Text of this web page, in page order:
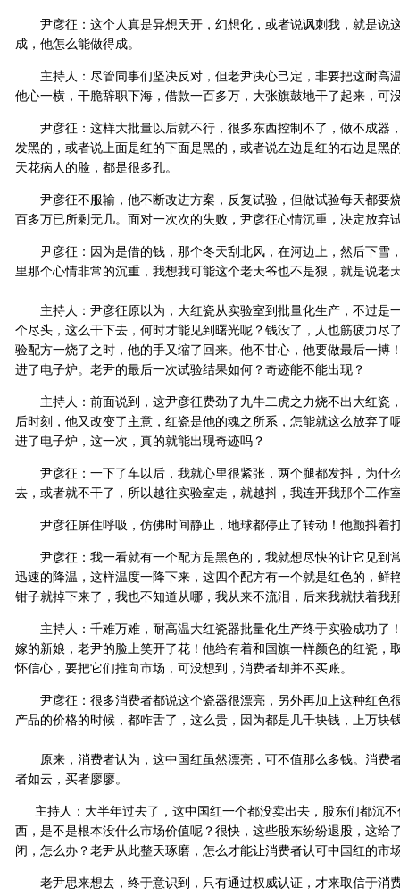
尹彦征：这个人真是异想天开，幻想化，或者说讽刺我，就是说
成，他怎么能做得成。
主持人：尽管同事们坚决反对，但老尹决心己定，非要把这耐高
他心一横，干脆辞职下海，借款一百多万，大张旗鼓地干了起来，可
尹彦征：这样大批量以后就不行，很多东西控制不了，做不成器
发黑的，或者说上面是红的下面是黑的，或者说左边是红的右边是黑
天花病人的脸，都是很多孔。
尹彦征不服输，他不断改进方案，反复试验，但做试验每天都要
百多万已所剩无几。面对一次次的失败，尹彦征心情沉重，决定放弃
尹彦征：因为是借的钱，那个冬天刮北风，在河边上，然后下雪
里那个心情非常的沉重，我想我可能这个老天爷也不是狠，就是说老
主持人：尹彦征原以为，大红瓷从实验室到批量化生产，不过是
个尽头，这么干下去，何时才能见到曙光呢？钱没了，人也筋疲力尽
验配方一烧了之时，他的手又缩了回来。他不甘心，他要做最后一搏
进了电子炉。老尹的最后一次试验结果如何？奇迹能不能出现？
主持人：前面说到，这尹彦征费劲了九牛二虎之力烧不出大红瓷
后时刻，他又改变了主意，红瓷是他的魂之所系，怎能就这么放弃了
进了电子炉，这一次，真的就能出现奇迹吗？
尹彦征：一下了车以后，我就心里很紧张，两个腿都发抖，为什
去，或者就不干了，所以越往实验室走，就越抖，我连开我那个工作
尹彦征屏住呼吸，仿佛时间静止，地球都停止了转动！他颤抖着
尹彦征：我一看就有一个配方是黑色的，我就想尽快的让它见到
迅速的降温，这样温度一降下来，这四个配方有一个就是红色的，鲜
钳子就掉下来了，我也不知道从哪，我从来不流泪，后来我就扶着
主持人：千难万难，耐高温大红瓷器批量化生产终于实验成功了
嫁的新娘，老尹的脸上笑开了花！他给有着和国旗一样颜色的红瓷
怀信心，要把它们推向市场，可没想到，消费者却并不买账。
尹彦征：很多消费者都说这个瓷器很漂亮，另外再加上这种红色
产品的价格的时候，都咋舌了，这么贵，因为都是几千块钱，上万块
原来，消费者认为，这中国红虽然漂亮，可不值那么多钱。消费
者如云，买者廖廖。
主持人：大半年过去了，这中国红一个都没卖出去，股东们都沉
西，是不是根本没什么市场价值呢？很快，这些股东纷纷退股，这给
闭，怎么办？老尹从此整天琢磨，怎么才能让消费者认可中国红的市
老尹思来想去，终于意识到，只有通过权威认证，才来取信于消